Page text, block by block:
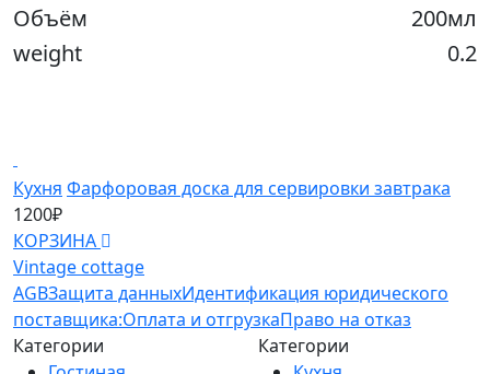
Объём
200мл
weight
0.2
Кухня Фарфоровая доска для сервировки завтрака
1200₽
КОРЗИНА
Vintage cottage
AGBЗащита данныхИдентификация юридического
поставщика:Оплата и отгрузкаПраво на отказ
Категории
Категории